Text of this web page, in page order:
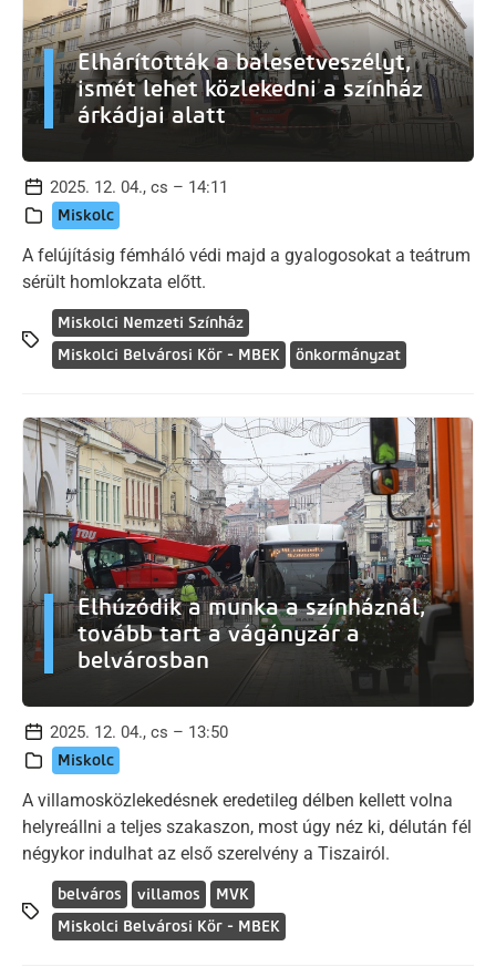
Elhárították a balesetveszélyt,
ismét lehet közlekedni a színház
árkádjai alatt
2025. 12. 04., cs – 14:11
Miskolc
A felújításig fémháló védi majd a gyalogosokat a teátrum
sérült homlokzata előtt.
Miskolci Nemzeti Színház
Miskolci Belvárosi Kör - MBEK
önkormányzat
Elhúzódik a munka a színháznál,
tovább tart a vágányzár a
belvárosban
2025. 12. 04., cs – 13:50
Miskolc
A villamosközlekedésnek eredetileg délben kellett volna
helyreállni a teljes szakaszon, most úgy néz ki, délután fél
négykor indulhat az első szerelvény a Tiszairól.
belváros villamos
MVK
Miskolci Belvárosi Kör - MBEK